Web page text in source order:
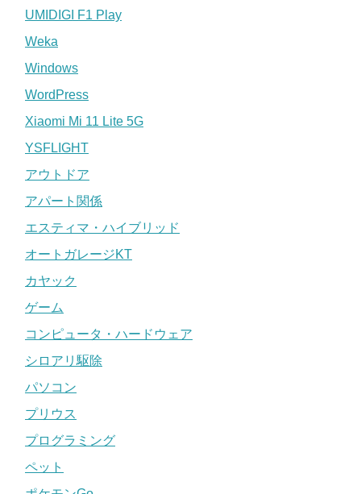
UMIDIGI F1 Play
Weka
Windows
WordPress
Xiaomi Mi 11 Lite 5G
YSFLIGHT
アウトドア
アパート関係
エスティマ・ハイブリッド
オートガレージKT
カヤック
ゲーム
コンピュータ・ハードウェア
シロアリ駆除
パソコン
プリウス
プログラミング
ペット